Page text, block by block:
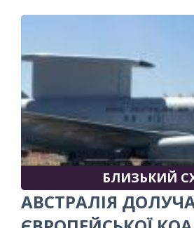
БЛИЗЬКИЙ
АВСТРАЛІЯ